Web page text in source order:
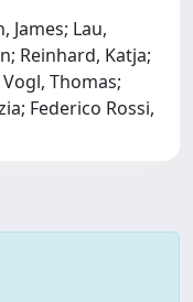
James; Lau,
Reinhard, Katja;
Thomas;
Federico Rossi,